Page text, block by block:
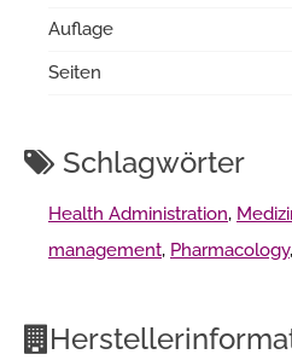
Auflage
Seiten
Schlagwörter
Health Administration,
management, Pharmacology,